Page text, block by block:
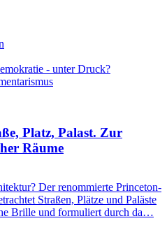
- unter Druck?
Platz, Palast. Zur
Räume
Der renommierte Princeton-
Straßen, Plätze und Paläste
Brille und formuliert durch da…